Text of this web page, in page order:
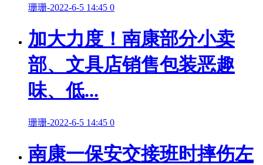
珊珊-2022-6-5 14:45 0
加大力度！南康部分小卖
部、文具店销售包装恶趣
味、低...
珊珊-2022-6-5 14:45 0
南康一保安交接班时摔伤左